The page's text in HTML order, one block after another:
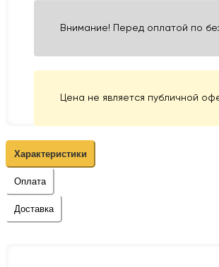
Внимание! Перед оплатой по
Цена не является публичной
Характеристики
Оплата
Доставка